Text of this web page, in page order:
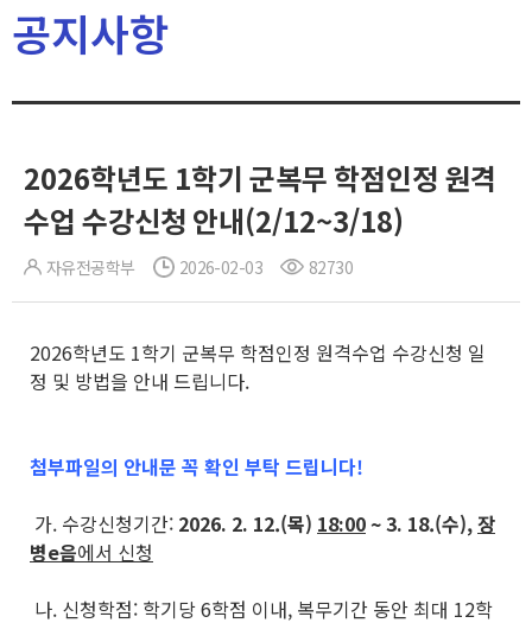
공지사항
2026학년도 1학기 군복무 학점인정 원격
수업 수강신청 안내(2/12~3/18)
자유전공학부 2026-02-03 82730
2026학년도 1학기 군복무 학점인정 원격수업 수강신청 일
정 및 방법을 안내 드립니다.
첨부파일의 안내문 꼭 확인 부탁 드립니다!
가. 수강신청기간: 2026. 2. 12.(목) 18:00~ 3. 18.(수),장
병e음에서 신청
나. 신청학점: 학기당 6학점 이내, 복무기간 동안 최대 12학